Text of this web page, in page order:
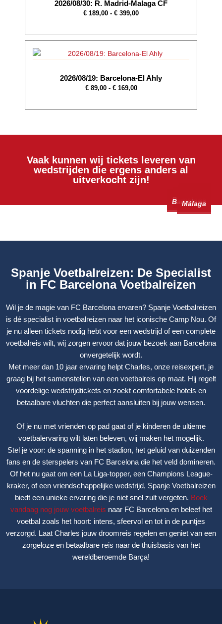
2026/08/30: R. Madrid-Malaga CF
€ 189,00 - € 399,00
2026/08/19: Barcelona-El Ahly
€89,00 - €169,00
Vaak kunnen wij tickets leveren van
wedstrijden die ergens anders al
uitverkocht zijn!
Valencia
Barcelona
Barcelona
Málaga
Spanje Voetbalreizen: De Specialist
in FC Barcelona Voetbalreizen
Wil je de magie van FC Barcelona ervaren? Spanje Voetbalreizen
is dé specialist in voetbalreizen naar het iconische Camp Nou. Of
je nu alleen tickets nodig hebt voor een wedstrijd of een complete
voetbalreis wilt, wij zorgen ervoor dat jouw bezoek aan Barcelona
onvergetelijk wordt.
Met meer dan 10 jaar ervaring helpt Charles, onze reisexpert, je
graag bij het samenstellen van een voetbalreis op maat. Hij regelt
voordelige wedstrijdtickets en zoekt comfortabele hotels en
betaalbare vluchten die perfect aansluiten bij jouw wensen.
Of je nu met vrienden op pad gaat of je kinderen de ultieme
voetbalervaring wilt laten beleven, wij maken het mogelijk.
Stel je voor: de spanning in het stadion, het geluid van duizenden
fans en de sterspelers van FC Barcelona die het veld domineren.
Of het nu gaat om een La Liga-topper, een Champions League-
kraker, of een vriendschappelijke wedstrijd, Spanje Voetbalreizen
biedt een unieke ervaring die je niet snel zult vergeten. Boek
vandaag nog jouw voetbalreis naar FC Barcelona en beleef het
voetbal zoals het hoort: intens, sfeervol en tot in de puntjes
verzorgd. Laat Charles jouw droomreis regelen en geniet van een
zorgeloze en betaalbare reis naar de thuisbasis van het
wereldberoemde Barça!